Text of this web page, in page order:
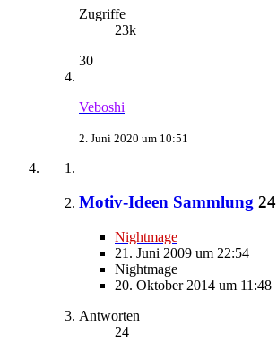
Zugriffe
23k
30
Veboshi
2. Juni 2020 um 10:51
Motiv-Ideen Sammlung 24
Nightmage
21. Juni 2009 um 22:54
Nightmage
20. Oktober 2014 um 11:48
Antworten
24